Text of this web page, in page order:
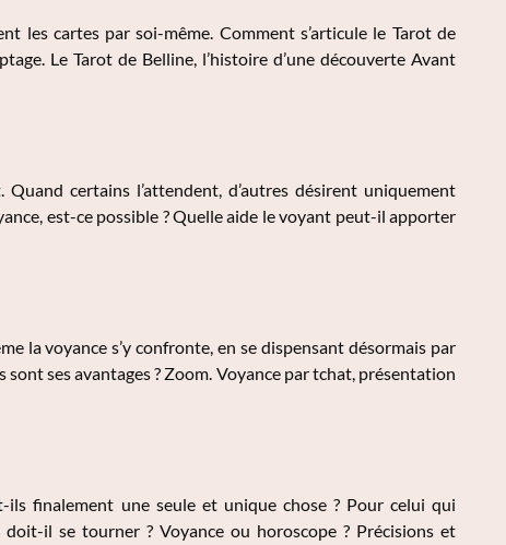
les cartes par soi-même. Comment s’articule le Tarot de
Le Tarot de Belline, l’histoire d’une découverte Avant
certains l’attendent, d’autres désirent uniquement
est-ce possible ? Quelle aide le voyant peut-il apporter
la voyance s’y confronte, en se dispensant désormais par
ses avantages ? Zoom. Voyance par tchat, présentation
ils finalement une seule et unique chose ? Pour celui qui
il se tourner ? Voyance ou horoscope ? Précisions et